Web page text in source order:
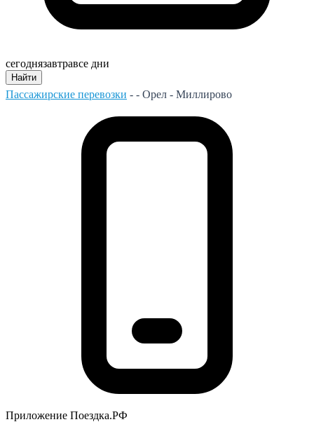
сегоднязавтравсе дни
Найти
Пассажирские перевозки - - Орел - Миллирово
Приложение Поездка.РФ